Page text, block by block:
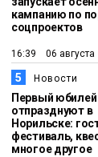
Медиакомпании
кампанию по
соцпроектов
16:39 06 августа
5 Новости
Первый
отпразднуют в
Норильске:
фестиваль,
многое другое